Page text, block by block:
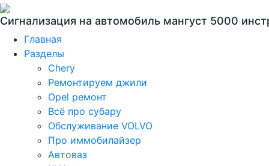
Сигнализация на автомобиль мангуст 5000
Главная
Разделы
Chery
Ремонтируем джили
Opel ремонт
Всё про субару
Обслуживание VOLVO
Про иммобилайзер
Автоваз